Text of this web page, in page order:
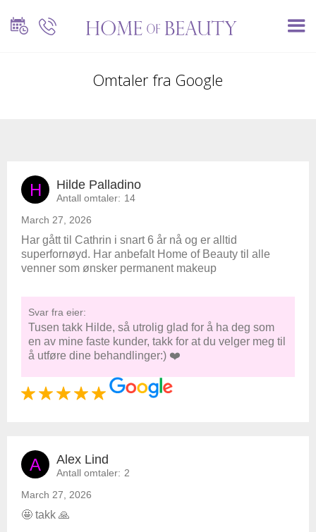
Omtaler fra Google
H Hilde Palladino
Antall omtaler: 14
March 27, 2026
Har gått til Cathrin i snart 6 år nå og er alltid
superfornøyd. Har anbefalt Home of Beauty til alle
venner som ønsker permanent makeup
Svar fra eier:
Tusen takk Hilde, så utrolig glad for å ha deg som
en av mine faste kunder, takk for at du velger meg til
å utføre dine behandlinger:) ❤️
A Alex Lind
Antall omtaler: 2
March 27, 2026
🤩 takk 🙏